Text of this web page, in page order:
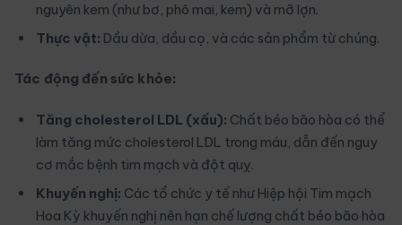
nguyên kem (như bơ, phô mai, kem) và mỡ lợn.
Thực vật: Dầu dừa, dầu cọ, và các sản phẩm từ chúng.
Tác động đến sức khỏe:
Tăng cholesterol LDL (xấu): Chất béo bão hòa có thể
làm tăng mức cholesterol LDL trong máu, dẫn đến nguy
cơ mắc bệnh tim mạch và đột quỵ.
Khuyến nghị: Các tổ chức y tế như Hiệp hội Tim mạch
Hoa Kỳ khuyến nghị nên hạn chế lượng chất béo bão hòa